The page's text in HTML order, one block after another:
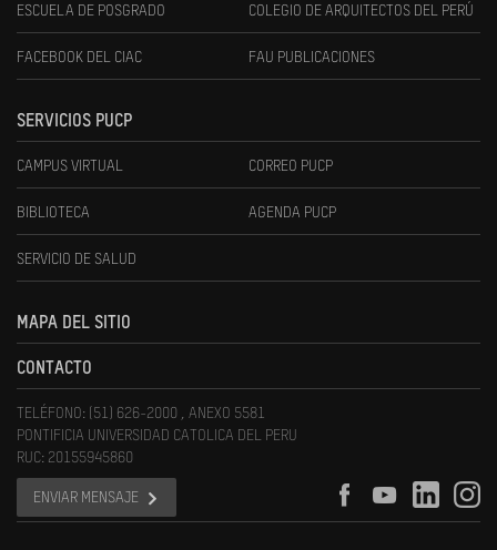
ESCUELA DE POSGRADO COLEGIO DE ARQUITECTOS DEL PERÚ
FACEBOOK DEL CIAC FAU PUBLICACIONES
SERVICIOS PUCP
CAMPUS VIRTUAL CORREO PUCP
BIBLIOTECA AGENDA PUCP
SERVICIO DE SALUD
MAPA DEL SITIO
CONTACTO
TELÉFONO: (51) 626-2000 , ANEXO 5581
PONTIFICIA UNIVERSIDAD CATOLICA DEL PERU
RUC: 20155945860
ENVIAR MENSAJE